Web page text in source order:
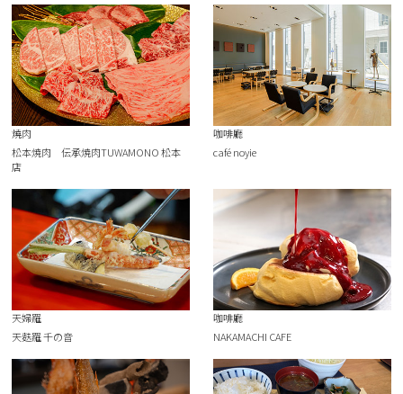
燒肉
松本焼肉 伝承焼肉TUWAMONO 松本
店
咖啡廳
café noyie
天婦羅
天麩羅 千の音
咖啡廳
NAKAMACHI CAFE